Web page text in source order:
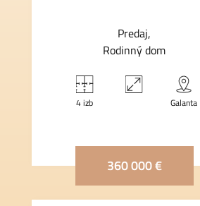
Predaj
Rodinný dom
4 izb Galanta
360 000 €